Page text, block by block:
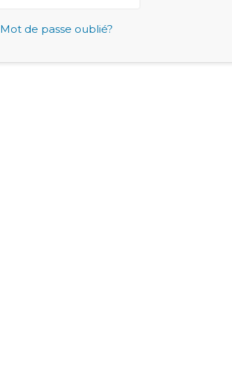
Mot de passe oublié?